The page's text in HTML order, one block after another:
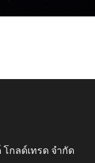
กลด์เทรด จำกัด